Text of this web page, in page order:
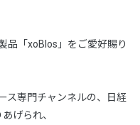
品「xoBlos」をご愛好賜り
ス専門チャンネルの、日経
げられ、